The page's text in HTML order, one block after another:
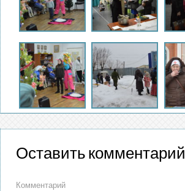
Оставить комментарий
Комментарий